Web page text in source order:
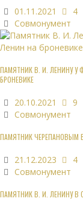
01.11.2021
4
Совмонумент
ПАМЯТНИК В. И. ЛЕНИНУ У
БРОНЕВИКЕ
20.10.2021
9
Совмонумент
ПАМЯТНИК ЧЕРЕПАНОВЫМ
21.12.2023
4
Совмонумент
ПАМЯТНИК В. И. ЛЕНИНУ В